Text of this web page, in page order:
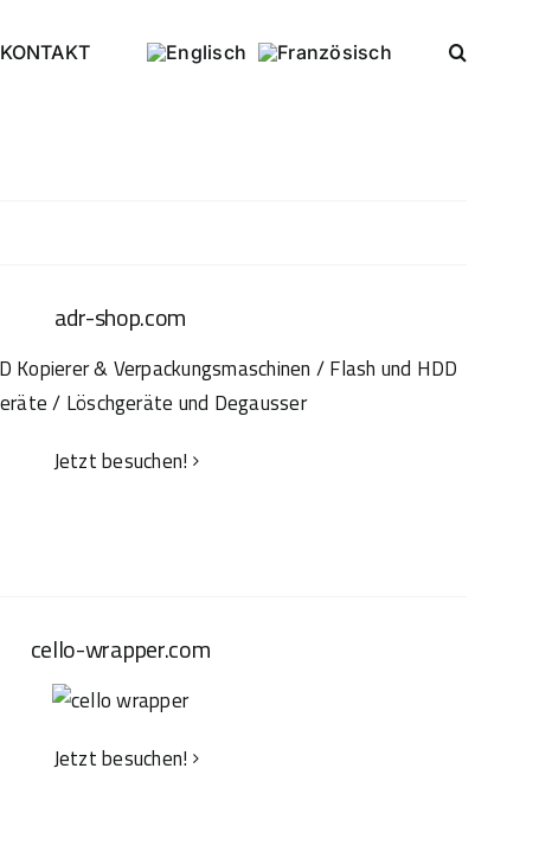
KONTAKT
adr-shop.com
Jetzt besuchen!
cello-wrapper.com
Jetzt besuchen!